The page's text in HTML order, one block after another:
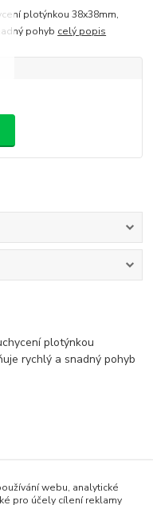
plotýnkou 38x38mm,
pohyb celý popis
plotýnkou
rychlý a snadný pohyb
webu, analytické
pro účely cílení reklamy